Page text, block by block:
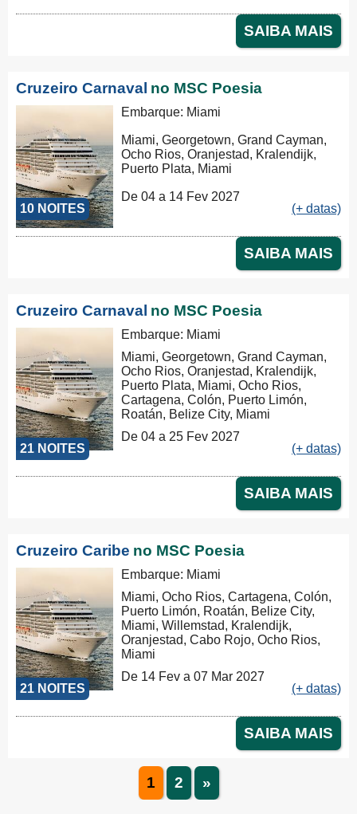
SAIBA MAIS
Cruzeiro Carnaval no MSC Poesia
10 NOITES
Embarque: Miami
Miami, Georgetown, Grand Cayman,
Ocho Rios, Oranjestad, Kralendijk,
Puerto Plata, Miami
De 04 a 14 Fev 2027
(+ datas)
SAIBA MAIS
Cruzeiro Carnaval no MSC Poesia
21 NOITES
Embarque: Miami
Miami, Georgetown, Grand Cayman,
Ocho Rios, Oranjestad, Kralendijk,
Puerto Plata, Miami, Ocho Rios,
Cartagena, Colón, Puerto Limón,
Roatán, Belize City, Miami
De 04 a 25 Fev 2027
(+ datas)
SAIBA MAIS
Cruzeiro Caribe no MSC Poesia
21 NOITES
Embarque: Miami
Miami, Ocho Rios, Cartagena, Colón,
Puerto Limón, Roatán, Belize City,
Miami, Willemstad, Kralendijk,
Oranjestad, Cabo Rojo, Ocho Rios,
Miami
De 14 Fev a 07 Mar 2027
(+ datas)
SAIBA MAIS
1 2 »